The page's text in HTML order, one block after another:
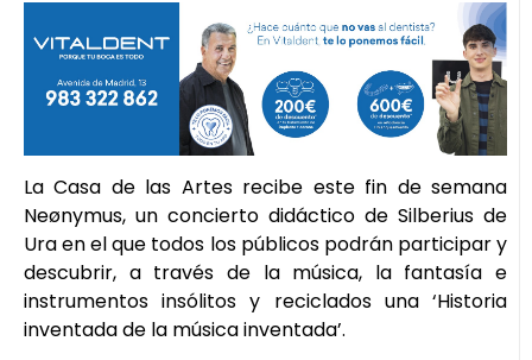
La Casa de las Artes recibe este fin de semana
Neønymus, un concierto didáctico de Silberius de
Ura en el que todos los públicos podrán participar y
descubrir, a través de la música, la fantasía e
instrumentos insólitos y reciclados una ‘Historia
inventada de la música inventada’.